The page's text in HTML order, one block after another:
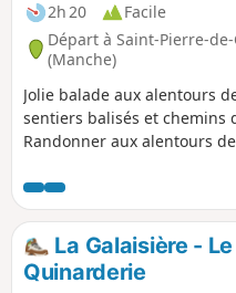
2h 20
Facile
Départ à Saint-Pierre-
(Manche)
Jolie balade aux alentours
sentiers balisés et chemins
Randonner aux alentours
La Galaisière -
Quinarderie